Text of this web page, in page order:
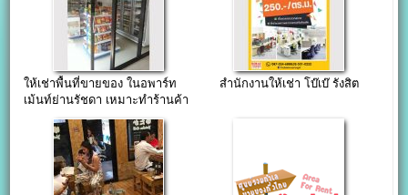
ให้เช่าพื้นที่ขายของ ในอพาร์ท
เม้นท์ย่านรัชดา เหมาะทำร้านค้า
สำนักงานให้เช่า โบ๊เบ๊ รังสิต